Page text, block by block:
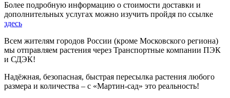
Более подробную информацию о стоимости доставки и
дополнительных услугах можно изучить пройдя по ссылке
здесь
Всем жителям городов России (кроме Московского региона)
мы отправляем растения через Транспортные компании ПЭК
и СДЭК!
Надёжная, безопасная, быстрая пересылка растения любого
размера и количества – с «Мартин-сад» это реальность!